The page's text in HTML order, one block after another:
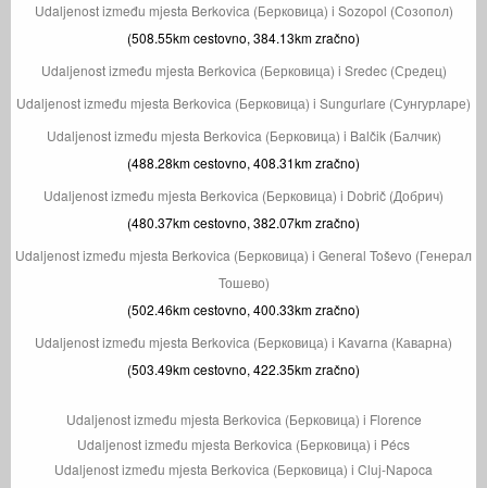
Udaljenost između mjesta Berkovica (Берковица) i Sozopol (Созопол)
(508.55km cestovno, 384.13km zračno)
Udaljenost između mjesta Berkovica (Берковица) i Sredec (Средец)
Udaljenost između mjesta Berkovica (Берковица) i Sungurlare (Сунгурларе)
Udaljenost između mjesta Berkovica (Берковица) i Balčik (Балчик)
(488.28km cestovno, 408.31km zračno)
Udaljenost između mjesta Berkovica (Берковица) i Dobrič (Добрич)
(480.37km cestovno, 382.07km zračno)
Udaljenost između mjesta Berkovica (Берковица) i General Toševo (Генерал
Тошево)
(502.46km cestovno, 400.33km zračno)
Udaljenost između mjesta Berkovica (Берковица) i Kavarna (Каварна)
(503.49km cestovno, 422.35km zračno)
Udaljenost između mjesta Berkovica (Берковица) i Florence
Udaljenost između mjesta Berkovica (Берковица) i Pécs
Udaljenost između mjesta Berkovica (Берковица) i Cluj-Napoca